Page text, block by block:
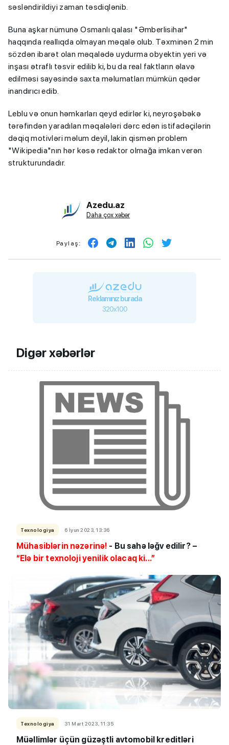
səsləndirildiyi zaman təsdiqlənib.
Buna aşkar nümunə Osmanlı qalası "Əmberlisihar"
haqqında reallıqda olmayan məqalə olub. Təxminən 2 min
sözdən ibarət olan məqalədə uydurma obyektin yeri və
inşası ətraflı təsvir edilib ki, bu da real faktların əlavə
edilməsi sayəsində saxta məlumatları mümkün qədər
inandırıcı edib.
Leblu və onun həmkarları qeyd edirlər ki, neyroşəbəkə
tərəfindən yaradılan məqalələri dərc edən istifadəçilərin
dəqiq motivləri məlum deyil, lakin qismən problem
"Wikipedia"nın hər kəsə redaktor olmağa imkan verən
strukturundadır.
Azedu.az
Daha çox xəbər
Paylaş:
Reklamınız burada
320x100
Digər xəbərlər
Texnologiya 6 İyun 2023, 13:36
Mühasiblərin nəzərinə! - Bu sahə ləğv edilir? –
“Elə bir texnoloji yenilik olacaq ki...”
Texnologiya 31 Mart 2023, 11:35
Müəllimlər üçün güzəştli avtomobil kreditləri